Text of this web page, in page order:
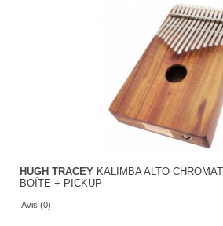
HUGH TRACEY KALIMBA ALTO
BOÎTE + PICKUP
Avis (0)